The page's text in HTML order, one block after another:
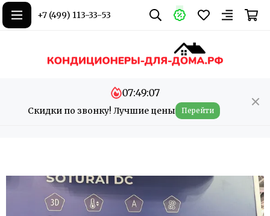
+7 (499) 113-33-53
Скидки по звонку! Лучшие цены
07:49:07
Перейти